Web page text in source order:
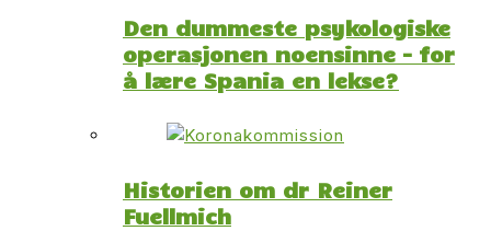
Den dummeste psykologiske
operasjonen noensinne – for
å lære Spania en lekse?
Historien om dr Reiner
Fuellmich